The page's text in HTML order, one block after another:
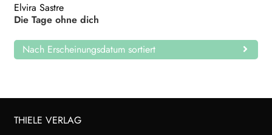
Elvira Sastre
Die Tage ohne dich
Nach Erscheinungsdatum sortiert
THIELE VERLAG